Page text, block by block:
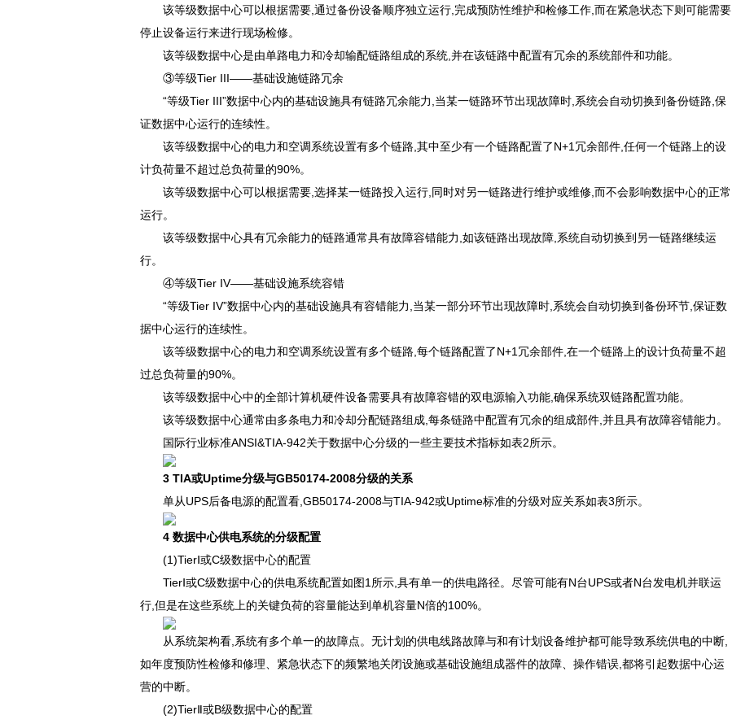
该等级数据中心可以根据需要,通过备份设备顺序独立运行,完成预防性维护和检修工作,而在紧急状态下则可能需要
停止设备运行来进行现场检修。
该等级数据中心是由单路电力和冷却输配链路组成的系统,并在该链路中配置有冗余的系统部件和功能。
③等级Tier III——基础设施链路冗余
“等级Tier III”数据中心内的基础设施具有链路冗余能力,当某一链路环节出现故障时,系统会自动切换到备份链路,保
证数据中心运行的连续性。
该等级数据中心的电力和空调系统设置有多个链路,其中至少有一个链路配置了N+1冗余部件,任何一个链路上的设
计负荷量不超过总负荷量的90%。
该等级数据中心可以根据需要,选择某一链路投入运行,同时对另一链路进行维护或维修,而不会影响数据中心的正常
运行。
该等级数据中心具有冗余能力的链路通常具有故障容错能力,如该链路出现故障,系统自动切换到另一链路继续运
行。
④等级Tier IV——基础设施系统容错
“等级Tier IV”数据中心内的基础设施具有容错能力,当某一部分环节出现故障时,系统会自动切换到备份环节,保证数
据中心运行的连续性。
该等级数据中心的电力和空调系统设置有多个链路,每个链路配置了N+1冗余部件,在一个链路上的设计负荷量不超
过总负荷量的90%。
该等级数据中心中的全部计算机硬件设备需要具有故障容错的双电源输入功能,确保系统双链路配置功能。
该等级数据中心通常由多条电力和冷却分配链路组成,每条链路中配置有冗余的组成部件,并且具有故障容错能力。
国际行业标准ANSI&TIA-942关于数据中心分级的一些主要技术指标如表2所示。
3 TIA或Uptime分级与GB50174-2008分级的关系
单从UPS后备电源的配置看,GB50174-2008与TIA-942或Uptime标准的分级对应关系如表3所示。
4 数据中心供电系统的分级配置
(1)TierⅠ或C级数据中心的配置
TierⅠ或C级数据中心的供电系统配置如图1所示,具有单一的供电路径。尽管可能有N台UPS或者N台发电机并联运
行,但是在这些系统上的关键负荷的容量能达到单机容量N倍的100%。
从系统架构看,系统有多个单一的故障点。无计划的供电线路故障与和有计划设备维护都可能导致系统供电的中断,
如年度预防性检修和修理、紧急状态下的频繁地关闭设施或基础设施组成器件的故障、操作错误,都将引起数据中心运
营的中断。
(2)TierⅡ或B级数据中心的配置